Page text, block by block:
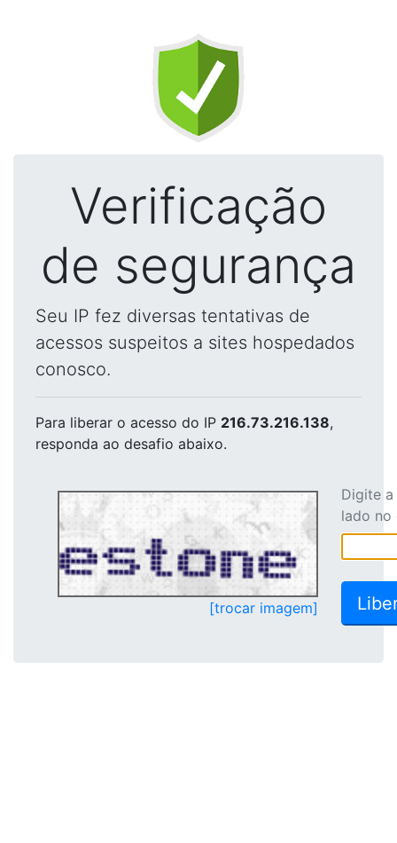
Verificação
de segurança
Seu IP fez diversas tentativas de
acessos suspeitos a sites hospedados
conosco.
Para liberar o acesso do IP 216.73.216.138,
responda ao desafio abaixo.
[trocar imagem]
Digite
lado no